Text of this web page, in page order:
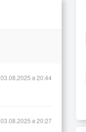
03.08.2025 в 20:44
03.08.2025 в 20:27